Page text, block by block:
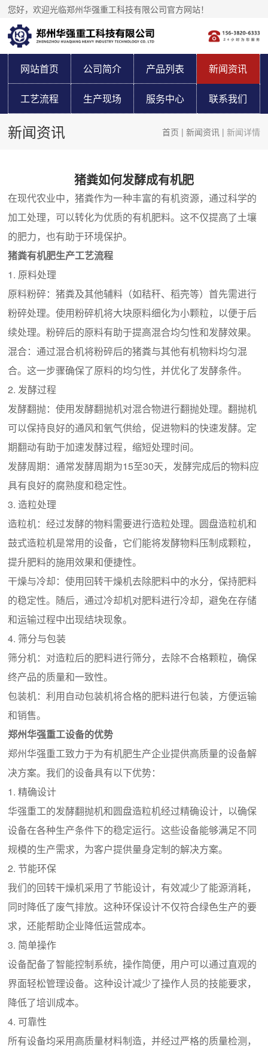
您好，欢迎光临郑州华强重工科技有限公司官方网站！
网站首页 公司简介 产品列表 新闻资讯
工艺流程 生产现场 服务中心 联系我们
新闻资讯 首页 | 新闻资讯| 新闻详情
猪粪如何发酵成有机肥
在现代农业中，猪粪作为一种丰富的有机资源，通过科学的
加工处理，可以转化为优质的有机肥料。这不仅提高了土壤
的肥力，也有助于环境保护。
猪粪有机肥生产工艺流程
1. 原料处理
原料粉碎：猪粪及其他辅料（如秸秆、稻壳等）首先需进行
粉碎处理。使用粉碎机将大块原料细化为小颗粒，以便于后
续处理。粉碎后的原料有助于提高混合均匀性和发酵效果。
混合：通过混合机将粉碎后的猪粪与其他有机物料均匀混
合。这一步骤确保了原料的均匀性，并优化了发酵条件。
2. 发酵过程
发酵翻抛：使用发酵翻抛机对混合物进行翻抛处理。翻抛机
可以保持良好的通风和氧气供给，促进物料的快速发酵。定
期翻动有助于加速发酵过程，缩短处理时间。
发酵周期：通常发酵周期为15至30天，发酵完成后的物料应
具有良好的腐熟度和稳定性。
3. 造粒处理
造粒机：经过发酵的物料需要进行造粒处理。圆盘造粒机和
鼓式造粒机是常用的设备，它们能将发酵物料压制成颗粒，
提升肥料的施用效果和便捷性。
干燥与冷却：使用回转干燥机去除肥料中的水分，保持肥料
的稳定性。随后，通过冷却机对肥料进行冷却，避免在存储
和运输过程中出现结块现象。
4. 筛分与包装
筛分机：对造粒后的肥料进行筛分，去除不合格颗粒，确保
终产品的质量和一致性。
包装机：利用自动包装机将合格的肥料进行包装，方便运输
和销售。
郑州华强重工设备的优势
郑州华强重工致力于为有机肥生产企业提供高质量的设备解
决方案。我们的设备具有以下优势：
1. 精确设计
华强重工的发酵翻抛机和圆盘造粒机经过精确设计，以确保
设备在各种生产条件下的稳定运行。这些设备能够满足不同
规模的生产需求，为客户提供量身定制的解决方案。
2. 节能环保
我们的回转干燥机采用了节能设计，有效减少了能源消耗，
同时降低了废气排放。这种环保设计不仅符合绿色生产的要
求，还能帮助企业降低运营成本。
3. 简单操作
设备配备了智能控制系统，操作简便，用户可以通过直观的
界面轻松管理设备。这种设计减少了操作人员的技能要求，
降低了培训成本。
4. 可靠性
所有设备均采用高质量材料制造，并经过严格的质量检测，